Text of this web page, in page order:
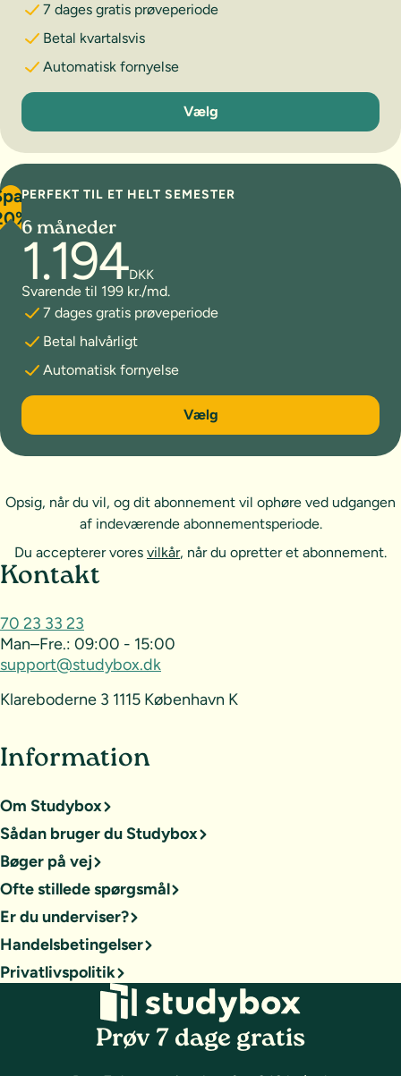
7 dages gratis prøveperiode
Betal kvartalsvis
Automatisk fornyelse
3 måneder
Vælg
PERFEKT TIL ET HELT SEMESTER
6 måneder
1.194DKK
Svarende til 199 kr./md.
7 dages gratis prøveperiode
Betal halvårligt
Automatisk fornyelse
6 måneder
Vælg
Opsig, når du vil, og dit abonnement vil ophøre ved udgangen
af indeværende abonnementsperiode.
Du accepterer vores vilkår, når du opretter et abonnement.
Sideoversigt og kontakt
Kontakt
70 23 33 23
Man–Fre.: 09:00 - 15:00
support@studybox.dk
Klareboderne 3 1115 København K
Information
Om Studybox
Sådan bruger du Studybox
Bøger på vej
Ofte stillede spørgsmål
Er du underviser?
Handelsbetingelser
Privatlivspolitik
Prøv 7 dage gratis